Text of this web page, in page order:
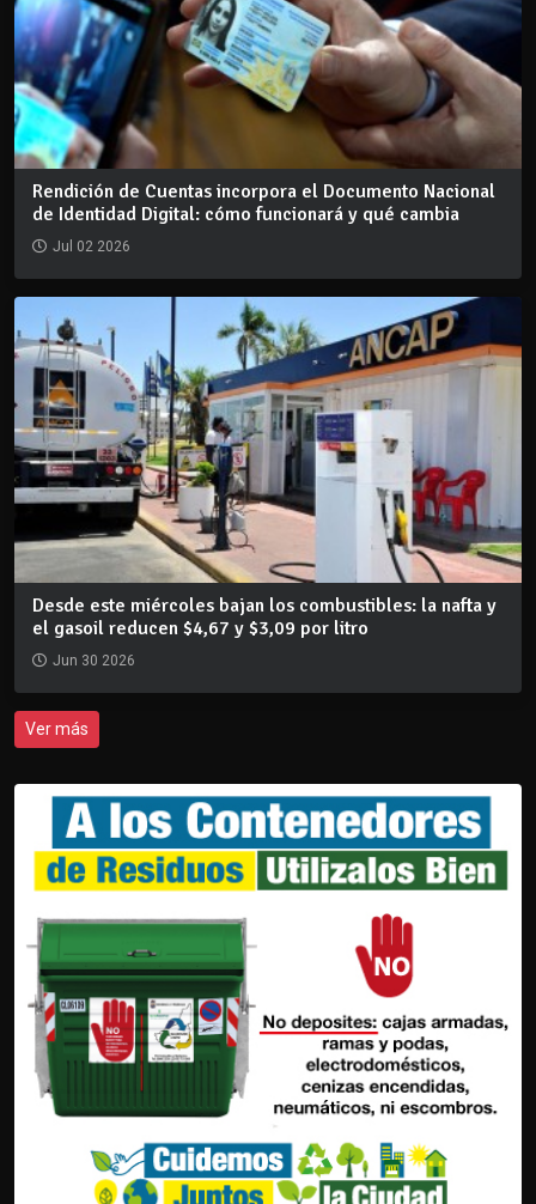
Rendición de Cuentas incorpora el Documento Nacional
de Identidad Digital: cómo funcionará y qué cambia
Jul 02 2026
Desde este miércoles bajan los combustibles: la nafta y
el gasoil reducen $4,67 y $3,09 por litro
Jun 30 2026
Ver más